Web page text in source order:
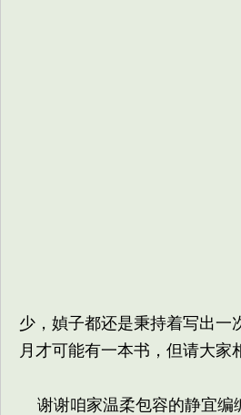
少，媜子都还是秉持着写出一
月才可能有一本书，但请大
谢谢咱家温柔包容的静宜编